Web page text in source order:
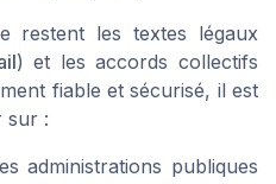
restent les textes légaux
) et les accords collectifs
fiable et sécurisé, il est
sur :
administrations publiques